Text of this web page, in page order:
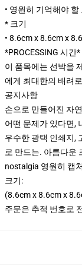
• 영원히 기억해야
* 크기
• 8.6cm x 8.6cm x
*PROCESSING 시간*
이 품목에는 선박을
에게 최대한의 배려
공지사항
손으로 만들어진 자
어떤 문제가 있다면,
우수한 광택 인쇄지,
로 만드는. 아름다운
nostalgia 영원히 캡
크기:
(8.6cm x 8.6cm x
주문은 추적 번호로